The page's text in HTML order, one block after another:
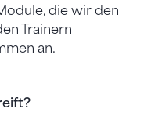
die wir den
Trainern
an.